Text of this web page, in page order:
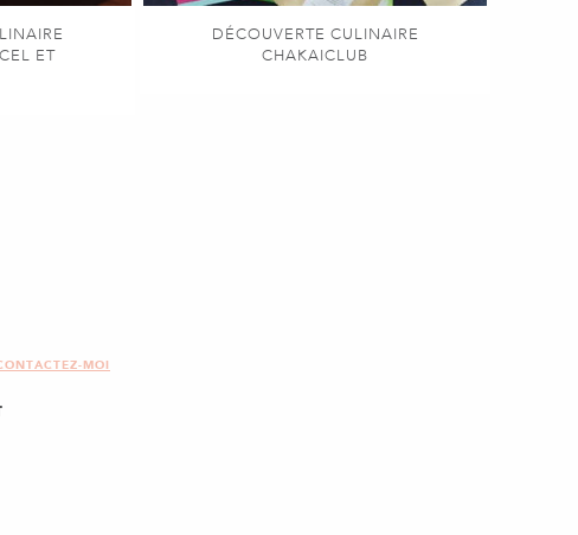
ET
DÉCOUVERTE CULINAIRE
CHAKAICLUB
MOI